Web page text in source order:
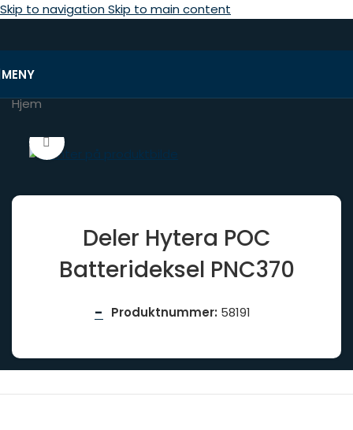
Skip to navigationSkip to main content
MENY
Hjem
Click to enlarge
Deler Hytera POC
Batterideksel PNC370
- Produktnummer: 58191